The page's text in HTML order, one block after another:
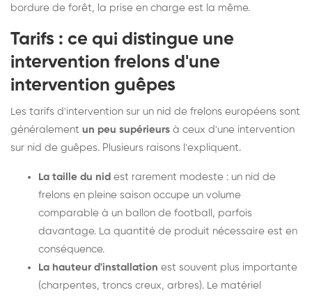
bordure de forêt, la prise en charge est la même.
Tarifs : ce qui distingue une
intervention frelons d'une
intervention guêpes
Les tarifs d'intervention sur un nid de frelons européens sont
généralement un peu supérieurs à ceux d'une intervention
sur nid de guêpes. Plusieurs raisons l'expliquent.
La taille du nid est rarement modeste : un nid de
frelons en pleine saison occupe un volume
comparable à un ballon de football, parfois
davantage. La quantité de produit nécessaire est en
conséquence.
La hauteur d'installation est souvent plus importante
(charpentes, troncs creux, arbres). Le matériel